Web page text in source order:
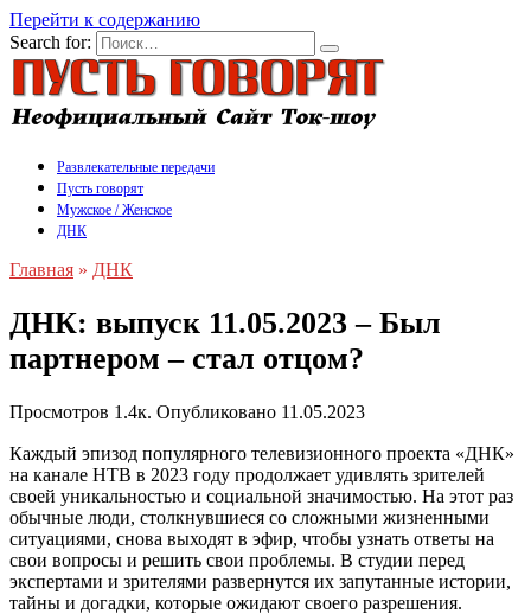
Перейти к содержанию
Search for:
Развлекательные передачи
Пусть говорят
Мужское / Женское
ДНК
Главная » ДНК
ДНК: выпуск 11.05.2023 – Был
партнером – стал отцом?
Просмотров 1.4к. Опубликовано 11.05.2023
Каждый эпизод популярного телевизионного проекта «ДНК»
на канале НТВ в 2023 году продолжает удивлять зрителей
своей уникальностью и социальной значимостью. На этот раз
обычные люди, столкнувшиеся со сложными жизненными
ситуациями, снова выходят в эфир, чтобы узнать ответы на
свои вопросы и решить свои проблемы. В студии перед
экспертами и зрителями развернутся их запутанные истории,
тайны и догадки, которые ожидают своего разрешения.